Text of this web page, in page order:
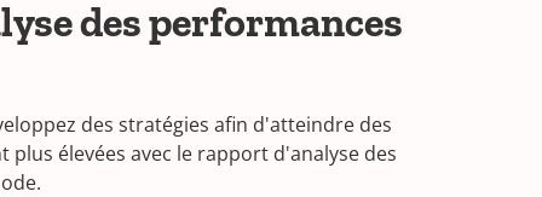
des performances
des stratégies afin d'atteindre des
élevées avec le rapport d'analyse des